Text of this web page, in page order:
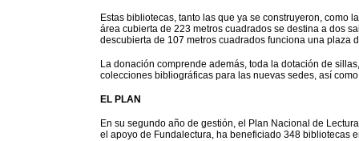
Estas bibliotecas, tanto las que ya se construyeron, como
área cubierta de 223 metros cuadrados se destina a dos
descubierta de 107 metros cuadrados funciona una plaza
La donación comprende además, toda la dotación de
colecciones bibliográficas para las nuevas sedes, así
EL PLAN
En su segundo año de gestión, el Plan Nacional de
el apoyo de Fundalectura, ha beneficiado 348 bibliotecas